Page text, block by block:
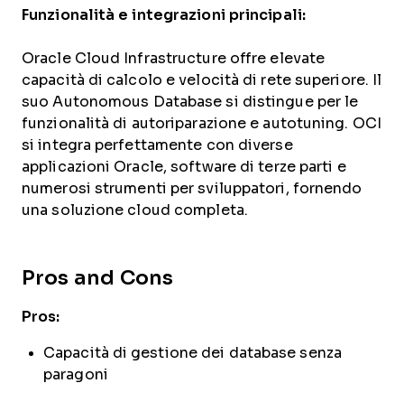
Funzionalità e integrazioni principali:
Oracle Cloud Infrastructure offre elevate
capacità di calcolo e velocità di rete superiore. Il
suo Autonomous Database si distingue per le
funzionalità di autoriparazione e autotuning. OCI
si integra perfettamente con diverse
applicazioni Oracle, software di terze parti e
numerosi strumenti per sviluppatori, fornendo
una soluzione cloud completa.
Pros and Cons
Pros:
Capacità di gestione dei database senza
paragoni